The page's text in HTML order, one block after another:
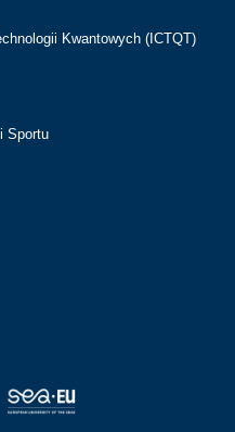
Kwantowych (ICTQT)
Sportu